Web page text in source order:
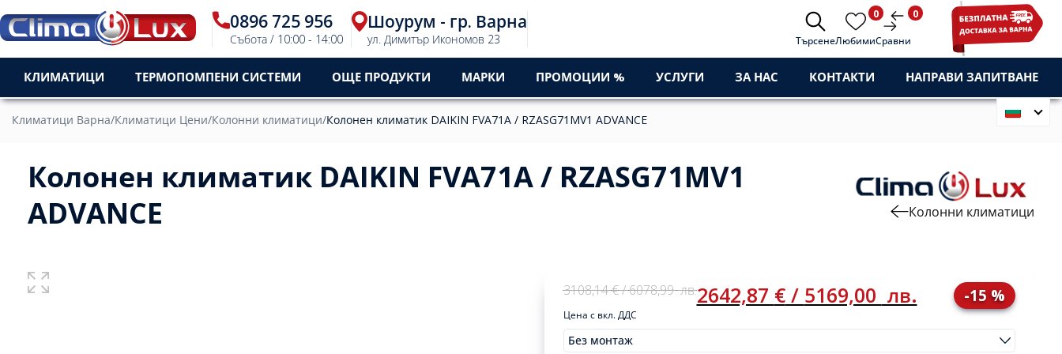
0896 725 956
Събота / 10:00 - 14:00
Шоурум - гр. Варна
ул. Димитър Икономов 23 ТърсенеЛюбими
0
Сравни
0
КЛИМАТИЦИ ТЕРМОПОМПЕНИ СИСТЕМИ ОЩЕ ПРОДУКТИ МАРКИ ПРОМОЦИИ % УСЛУГИ ЗА НАС КОНТАКТИ НАПРАВИ ЗАПИТВАНЕ
Климатици Варна/Климатици Цени/Колонни климатици/Колонен климатик DAIKIN FVA71A / RZASG71MV1 ADVANCE
Колонен климатик DAIKIN FVA71A / RZASG71MV1
ADVANCE
Колонни климатици
3108,14€/6078,99лв.
Original
was:
3108,14 €
2642,87 €/ 5169,00 лв.
Current
is:
2642,87 €
-15 %
Цена с вкл. ДДС
Без монтаж
Монтажи
3108,14€/
Original
2642,87€/
Current